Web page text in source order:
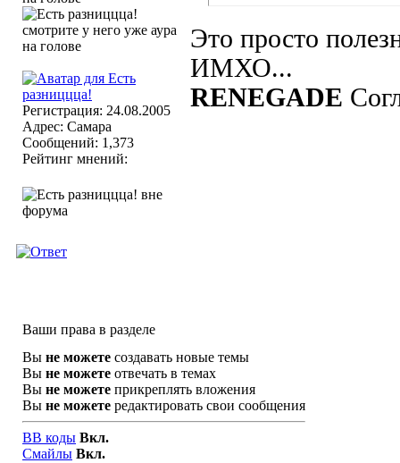
Регистрация: 24.08.2005
Адрес: Самара
Сообщений: 1,373
Рейтинг мнений:
Это просто
ИМХО...
RENEGADE
Ваши права в разделе
Вы не можете создавать новые темы
Вы не можете отвечать в темах
Вы не можете прикреплять вложения
Вы не можете редактировать свои сообщения
BB коды Вкл.
Смайлы Вкл.